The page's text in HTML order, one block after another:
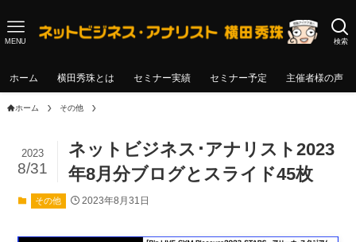
検索
MENU
ホーム 横田秀珠とは セミナー実績 セミナー予定 主催者様の声
ホーム その他
ネットビジネス･アナリスト2023
年8月分ブログとスライド45枚
2023
8/31
その他 2023年8月31日